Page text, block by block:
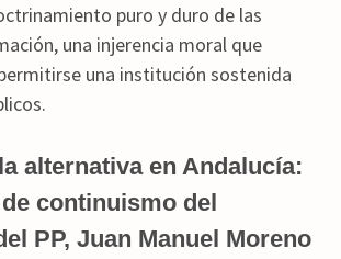
puro y duro de las
una injerencia moral que
una institución sostenida
alternativa en Andalucía:
continuismo del
PP, Juan Manuel Moreno